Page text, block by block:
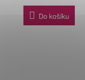
Do košíku